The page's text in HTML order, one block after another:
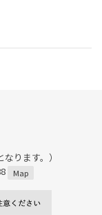
ります。）
Map